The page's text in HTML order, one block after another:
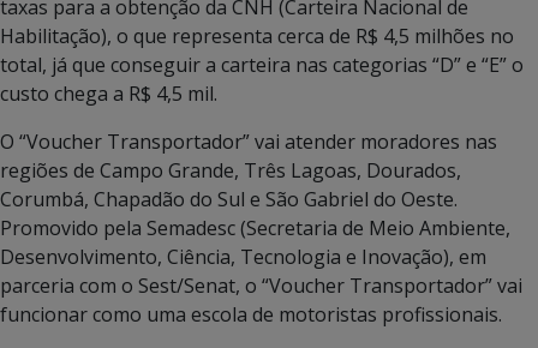
taxas para a obtenção da CNH (Carteira Nacional de
Habilitação), o que representa cerca de R$ 4,5 milhões no
total, já que conseguir a carteira nas categorias “D” e “E” o
custo chega a R$ 4,5 mil.
O “Voucher Transportador” vai atender moradores nas
regiões de Campo Grande, Três Lagoas, Dourados,
Corumbá, Chapadão do Sul e São Gabriel do Oeste.
Promovido pela Semadesc (Secretaria de Meio Ambiente,
Desenvolvimento, Ciência, Tecnologia e Inovação), em
parceria com o Sest/Senat, o “Voucher Transportador” vai
funcionar como uma escola de motoristas profissionais.